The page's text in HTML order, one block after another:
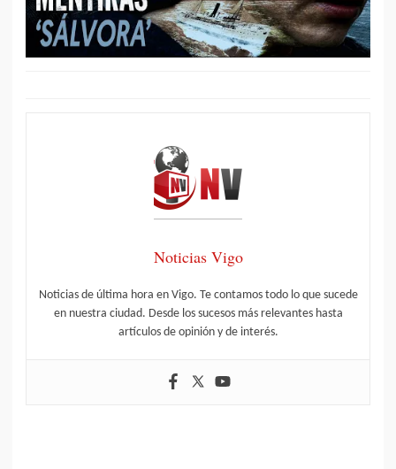
Noticias Vigo
Noticias de última hora en Vigo. Te contamos todo lo que sucede
en nuestra ciudad. Desde los sucesos más relevantes hasta
artículos de opinión y de interés.